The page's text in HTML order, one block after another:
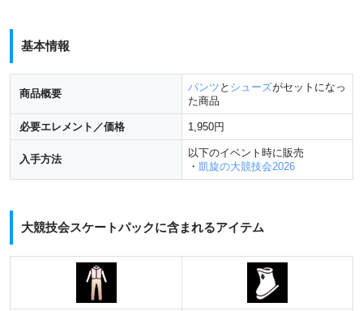
基本情報
商品概要
パンツ と シューズがセットになっ
た商品
必要エレメント／価格 1,950円
入手方法
以下のイベント時に販売
・ 凱旋の大競技会2026
大競技会スケートパックに含まれるアイテム